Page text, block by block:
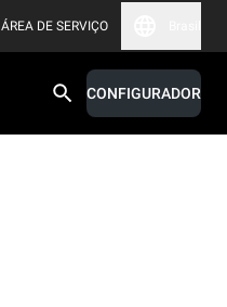
ÁREA DE SERVIÇO
CONFIGURADOR